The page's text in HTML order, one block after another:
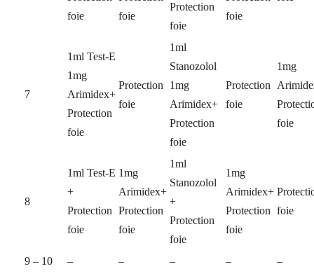
foie
foie
Protection
foie
foie
7
1ml Test-E
1mg
Arimidex+
Protection
foie
Protection
foie
1ml
Stanozolol
1mg
Arimidex+
Protection
foie
Protection
foie
1mg
foie
8
1ml Test-E
+
Protection
foie
1mg
Arimidex+
Protection
foie
1ml
Stanozolol
+
Protection
foie
1mg
Arimidex+
Protection
foie
foie
9 – 10 – – – – –